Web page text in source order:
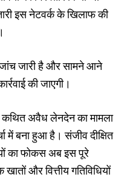
इस नेटवर्क के खिलाफ की
जारी है और सामने आने
की जाएगी।
अवैध लेनदेन का मामला
में बना हुआ है। संजीव दीक्षित
का फोकस अब इस पूरे
और वित्तीय गतिविधियों